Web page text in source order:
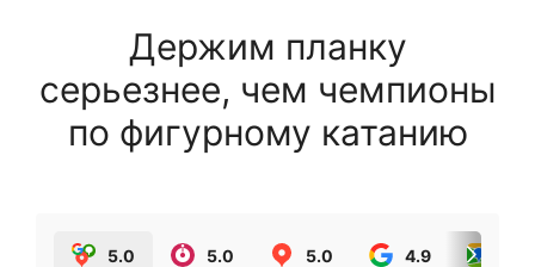
Держим планку
серьезнее, чем чемпионы
по фигурному катанию
5.0 5.0 5.0 4.9